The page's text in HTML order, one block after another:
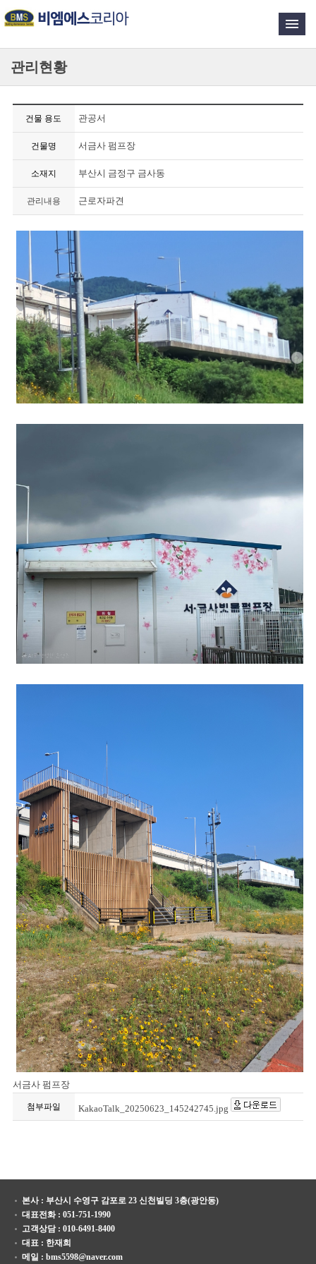
관리현황
건물 용도 관공서
건물명 서금사 펌프장
소재지 부산시 금정구 금사동
관리내용 근로자파견
서금사 펌프장
첨부파일 KakaoTalk_20250623_145242745.jpg
본사 : 부산시 수영구 감포로 23 신천빌딩 3층(광안동)
대표전화 : 051-751-1990
고객상담 : 010-6491-8400
대표 : 한재희
메일 : bms5598@naver.com